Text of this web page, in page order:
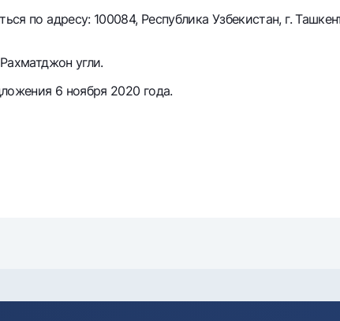
и банкоматыСогласие на обработку персональных
по адресу: 100084, Республика Узбекистан, г.
угли.
6 ноября 2020 года.